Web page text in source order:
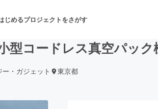
じめるプロジェクトをさがす
型コードレス真空パック
・ガジェット 東京都